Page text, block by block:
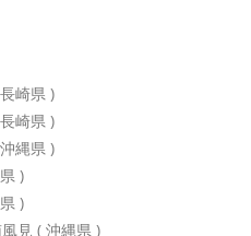
崎県 )
崎県 )
縄県 )
)
)
見 ( 沖縄県 )